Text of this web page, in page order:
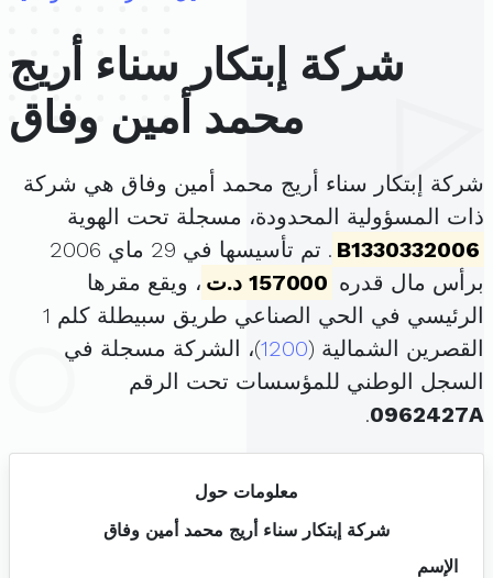
شركة إبتكار سناء أريج
محمد أمين وفاق
شركة إبتكار سناء أريج محمد أمين وفاق هي شركة
ذات المسؤولية المحدودة، مسجلة تحت الهوية
B1330332006
. تم تأسيسها في 29 ماي 2006
برأس مال قدره 157000 د.ت
، ويقع مقرها
الرئيسي في الحي الصناعي طريق سبيطلة كلم 1
القصرين الشمالية (1200)، الشركة مسجلة في
السجل الوطني للمؤسسات تحت الرقم
0962427A
.
معلومات حول
شركة إبتكار سناء أريج محمد أمين وفاق
الإسم